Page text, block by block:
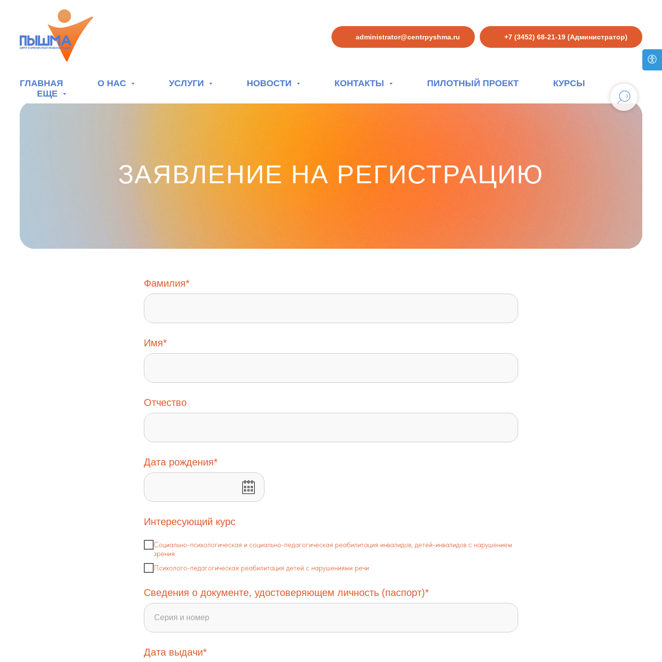
administrator@centrpyshma.ru +7 (3452) 68-21-19 (Администратор)
ГЛАВНАЯ О НАС УСЛУГИ НОВОСТИ КОНТАКТЫ ПИЛОТНЫЙ ПРОЕКТ
КУРСЫ
ЕЩЕ
ЗАЯВЛЕНИЕ НА РЕГИСТРАЦИЮ
Фамилия*
Имя*
Отчество
Дата рождения*
Интересующий курс
Социально-психологическая и социально-педагогическая реабилитация инвалидов, детей-инвалидов с нарушением
зрения
Психолого-педагогическая реабилитация детей с нарушениями речи
Сведения о документе, удостоверяющем личность (паспорт)*
Дата выдачи*